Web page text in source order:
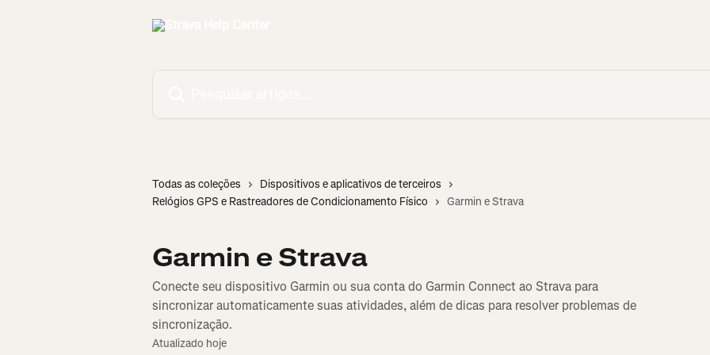
Todas as coleções
Dispositivos e aplicativos de terceiros
Relógios GPS e Rastreadores de Condicionamento Físico
Garmin e Strava
Garmin e Strava
Conecte seu dispositivo Garmin ou sua conta do Garmin Connect ao Strava para
sincronizar automaticamente suas atividades, além de dicas para resolver problemas de
sincronização.
Atualizado hoje